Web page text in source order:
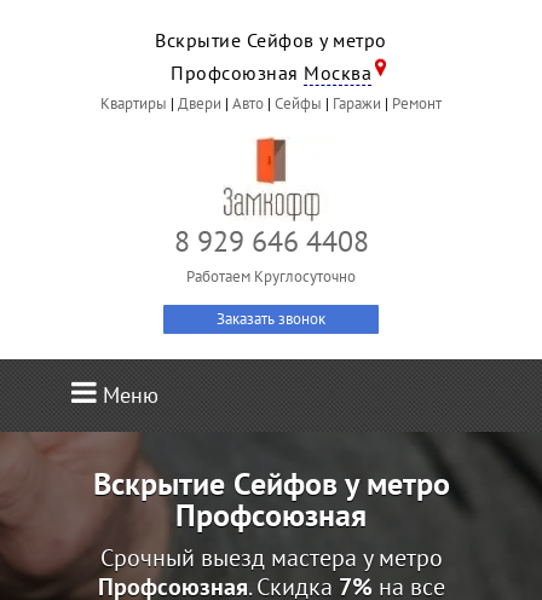
Вскрытие Сейфов у метро
Профсоюзная Москва
Квартиры | Двери | Авто | Сейфы | Гаражи | Ремонт
8 929 646 4408
Работаем Круглосуточно
Заказать звонок
Меню
Вскрытие Сейфов у метро
Профсоюзная
Срочный выезд мастера у метро
Профсоюзная. Скидка 7%на все